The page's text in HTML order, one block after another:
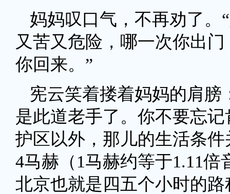
妈妈叹口气，不再劝了。
又苦又危险，哪一次你出
你回来。”
宪云笑着搂着妈妈的肩膀
是此道老手了。你不要忘
护区以外，那儿的生活条
4马赫（1马赫约等于1.11
北京也就是四五个小时的